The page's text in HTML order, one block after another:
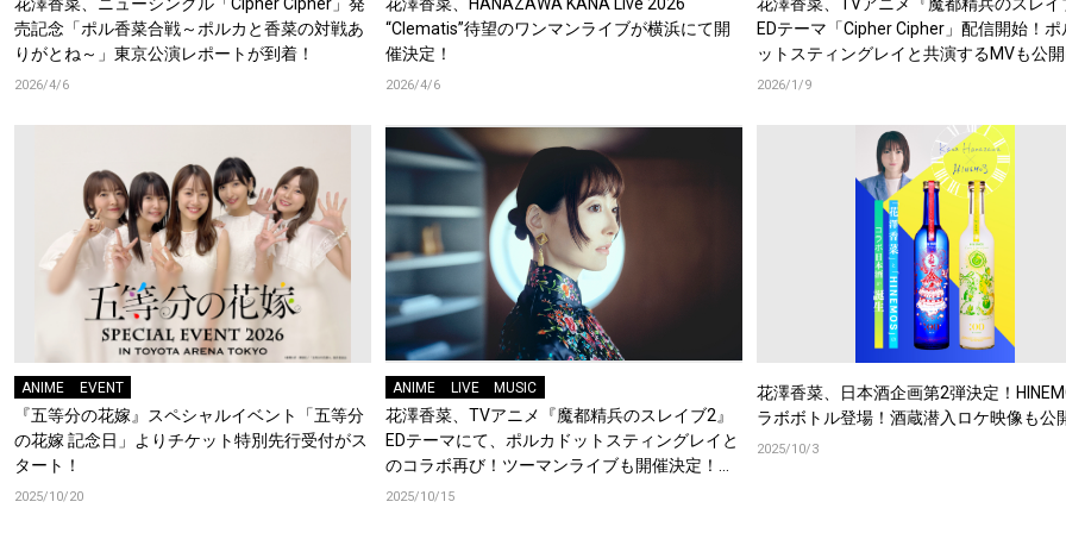
売記念「ポル香菜合戦～ポルカと香菜の対戦あ
りがとね～」東京公演レポートが到着！
2026/4/6
“Clematis”待望のワンマンライブが横浜にて開
催決定！
2026/4/6
EDテーマ「Cipher Cipher」配信開始！ポ
ットスティングレイと共演するMVも公開
2026/1/9
ANIME EVENT
『五等分の花嫁』スペシャルイベント「五等分
の花嫁 記念日」よりチケット特別先行受付がス
タート！
2025/10/20
ANIME LIVE MUSIC
花澤香菜、TVアニメ『魔都精兵のスレイブ2』
EDテーマにて、ポルカドットスティングレイと
のコラボ再び！ツーマンライブも開催決定！コ
メントも到着！
2025/10/15
花澤香菜、日本酒企画第2弾決定！
ラボボトル登場！酒蔵潜入ロケ映像も公
2025/10/3